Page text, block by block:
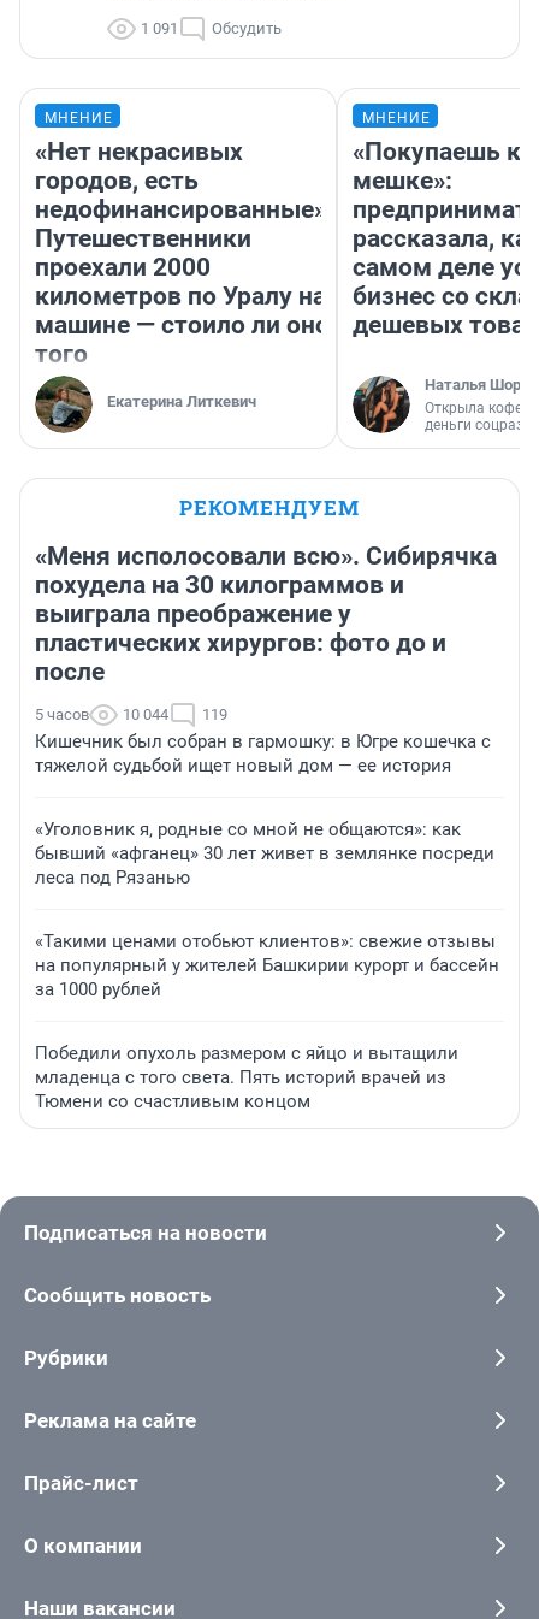
1 091 Обсудить
МНЕНИЕ
«Нет некрасивых
городов, есть
недофинансированные».
Путешественники
проехали 2000
километров по Уралу на
машине — стоило ли оно
того
Екатерина Литкевич
МНЕНИЕ
«Покупаешь
мешке»:
рассказала,
самом деле
бизнес со
дешевых
Наталья
Открыла
деньги
РЕКОМЕНДУЕМ
«Меня исполосовали всю». Сибирячка
похудела на 30 килограммов и
выиграла преображение у
пластических хирургов: фото до и
после
5 часов 10 044 119
Кишечник был собран в гармошку: в Югре кошечка с
тяжелой судьбой ищет новый дом — ее история
«Уголовник я, родные со мной не общаются»: как
бывший «афганец» 30 лет живет в землянке посреди
леса под Рязанью
«Такими ценами отобьют клиентов»: свежие отзывы
на популярный у жителей Башкирии курорт и бассейн
за 1000 рублей
Победили опухоль размером с яйцо и вытащили
младенца с того света. Пять историй врачей из
Тюмени со счастливым концом
Подписаться на новости
Сообщить новость
Рубрики
Реклама на сайте
Прайс-лист
О компании
Наши вакансии